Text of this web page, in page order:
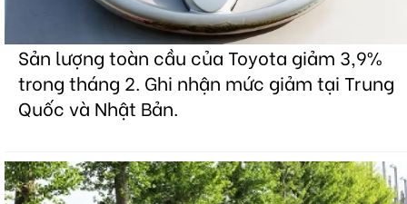
Sản lượng toàn cầu của Toyota giảm 3,9%
trong tháng 2. Ghi nhận mức giảm tại Trung
Quốc và Nhật Bản.